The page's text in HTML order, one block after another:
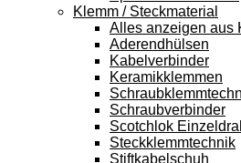
Klemm / Steckmaterial
Alles anzeigen aus
Aderendhülsen
Kabelverbinder
Keramikklemmen
Schraubverbinder
Scotchlok
Steckklemmtechnik
Stiftkabelschuh